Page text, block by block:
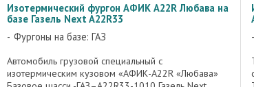
Изотермический фургон АФИК A22R Любава на
базе Газель Next A22R33
Фургоны на базе: ГАЗ
Автомобиль грузовой специальный с
изотермическим кузовом «АФИК-А22R «Любава»